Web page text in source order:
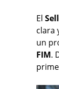
El
clara
un
FIM.